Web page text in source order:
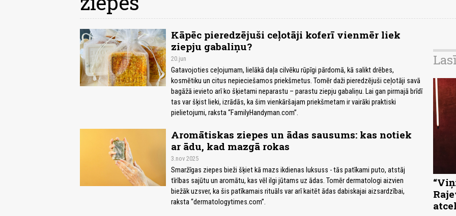
Kāpēc pieredzējuši ceļotāji koferī vienmēr liek
ziepju gabaliņu?
20.jun
Gatavojoties ceļojumam, lielākā daļa cilvēku rūpīgi pārdomā, kā salikt drēbes,
kosmētiku un citus nepieciešamos priekšmetus. Tomēr daži pieredzējuši ceļotāji savā
bagāžā ievieto arī ko šķietami neparastu – parastu ziepju gabaliņu. Lai gan pirmajā brīdī
tas var šķist lieki, izrādās, ka šim vienkāršajam priekšmetam ir vairāki praktiski
pielietojumi, raksta “FamilyHandyman.com”.
Aromātiskas ziepes un ādas sausums: kas notiek
ar ādu, kad mazgā rokas
3.nov 2025
Smaržīgas ziepes bieži šķiet kā mazs ikdienas luksuss - tās patīkami puto, atstāj
tīrības sajūtu un aromātu, kas vēl ilgi jūtams uz ādas. Tomēr dermatologi aizvien
biežāk uzsver, ka šis patīkamais rituāls var arī kaitēt ādas dabiskajai aizsardzībai,
raksta “dermatologytimes.com”.